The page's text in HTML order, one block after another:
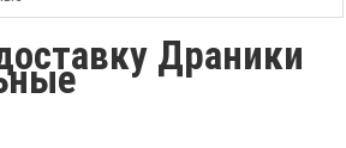
Драники